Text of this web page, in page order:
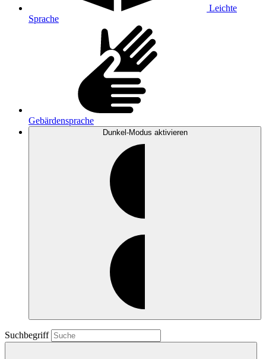
Leichte
Sprache
Gebärdensprache
Dunkel-Modus aktivieren
Suchbegriff